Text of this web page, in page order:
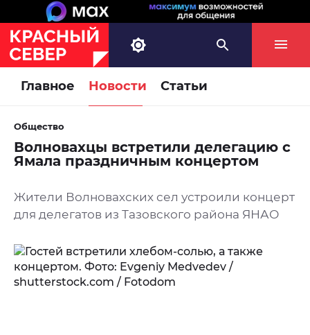
Главное Новости Статьи
Общество
Волновахцы встретили делегацию с
Ямала праздничным концертом
Жители Волновахских сел устроили концерт
для делегатов из Тазовского района ЯНАО